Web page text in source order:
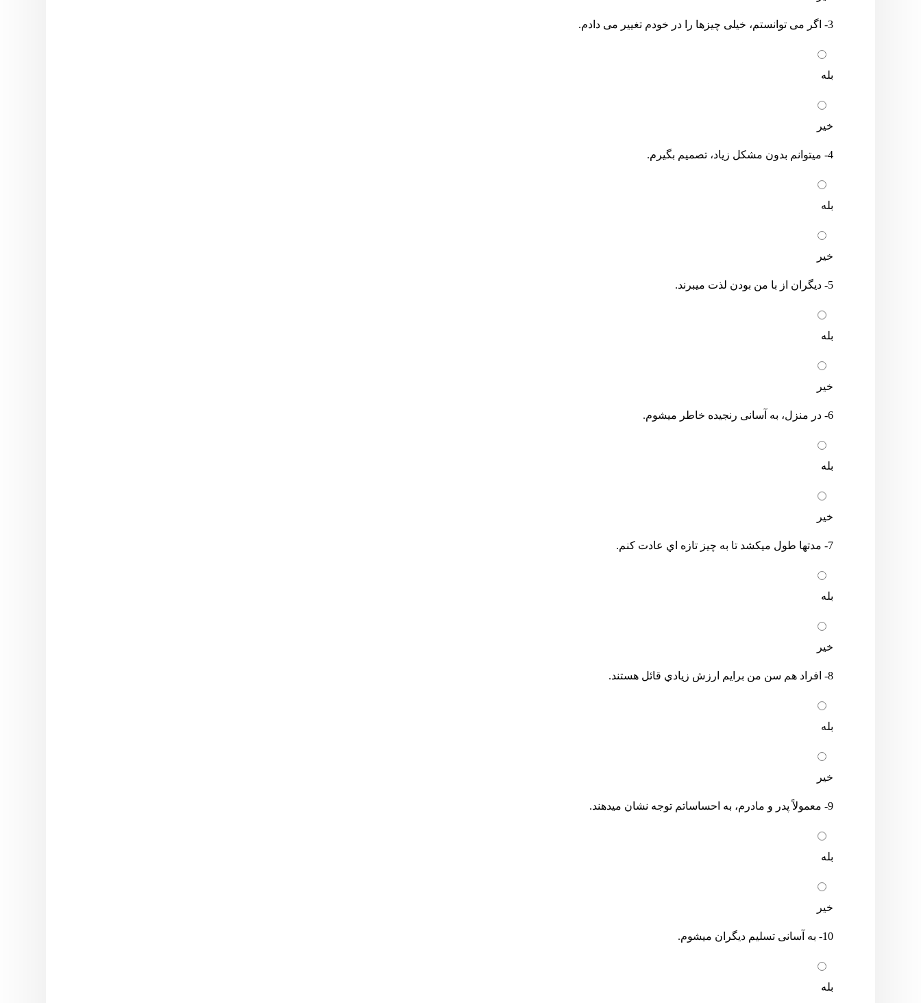
3- اگر می توانستم، خیلی چیزها را در خودم تغییر می دادم.
بله
خیر
4- میتوانم بدون مشکل زیاد، تصمیم بگیرم.
بله
خیر
5- دیگران از با من بودن لذت میبرند.
بله
خیر
6- در منزل، به آسانی رنجیده خاطر میشوم.
بله
خیر
7- مدتها طول میکشد تا به چیز تازه اي عادت کنم.
بله
خیر
8- افراد هم سن من برایم ارزش زیادي قائل هستند.
بله
خیر
9- معمولاً پدر و مادرم، به احساساتم توجه نشان میدهند.
بله
خیر
10- به آسانی تسلیم دیگران میشوم.
بله